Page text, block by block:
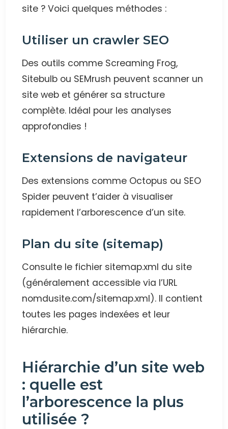
site ? Voici quelques méthodes :
Utiliser un crawler SEO
Des outils comme Screaming Frog,
Sitebulb ou SEMrush peuvent scanner un
site web et générer sa structure
complète. Idéal pour les analyses
approfondies !
Extensions de navigateur
Des extensions comme Octopus ou SEO
Spider peuvent t’aider à visualiser
rapidement l’arborescence d’un site.
Plan du site (sitemap)
Consulte le fichier sitemap.xml du site
(généralement accessible via l’URL
nomdusite.com/sitemap.xml). Il contient
toutes les pages indexées et leur
hiérarchie.
Hiérarchie d’un site web
: quelle est
l’arborescence la plus
utilisée ?